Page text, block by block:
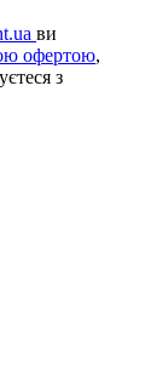
ви
офертою,
з